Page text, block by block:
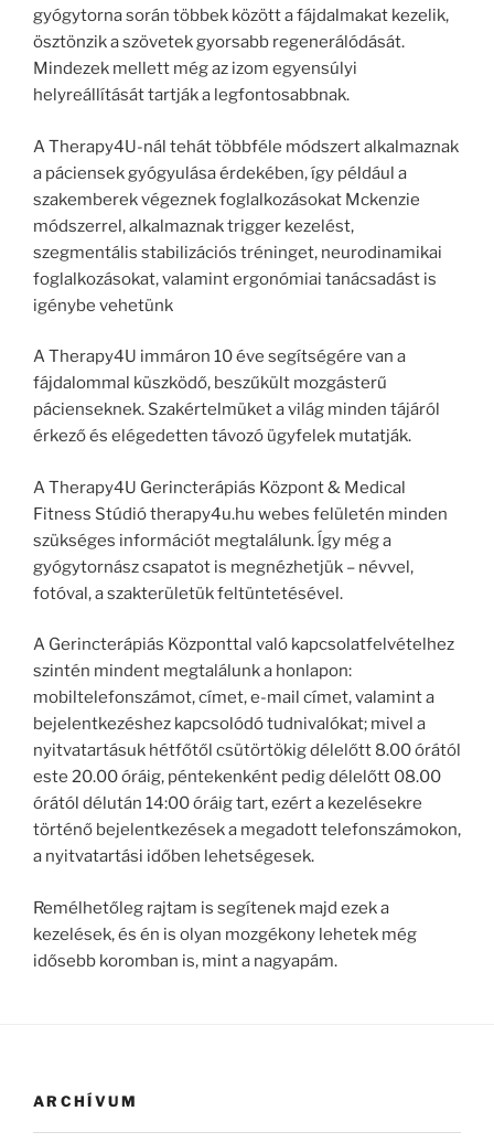
gyógytorna során többek között a fájdalmakat kezelik,
ösztönzik a szövetek gyorsabb regenerálódását.
Mindezek mellett még az izom egyensúlyi
helyreállítását tartják a legfontosabbnak.
A Therapy4U-nál tehát többféle módszert alkalmaznak
a páciensek gyógyulása érdekében, így például a
szakemberek végeznek foglalkozásokat Mckenzie
módszerrel, alkalmaznak trigger kezelést,
szegmentális stabilizációs tréninget, neurodinamikai
foglalkozásokat, valamint ergonómiai tanácsadást is
igénybe vehetünk
A Therapy4U immáron 10 éve segítségére van a
fájdalommal küszködő, beszűkült mozgásterű
pácienseknek. Szakértelmüket a világ minden tájáról
érkező és elégedetten távozó ügyfelek mutatják.
A Therapy4U Gerincterápiás Központ & Medical
Fitness Stúdió therapy4u.hu webes felületén minden
szükséges információt megtalálunk. ĺgy még a
gyógytornász csapatot is megnézhetjük – névvel,
fotóval, a szakterületük feltüntetésével.
A Gerincterápiás Központtal való kapcsolatfelvételhez
szintén mindent megtalálunk a honlapon:
mobiltelefonszámot, címet, e-mail címet, valamint a
bejelentkezéshez kapcsolódó tudnivalókat; mivel a
nyitvatartásuk hétfőtől csütörtökig délelőtt 8.00 órától
este 20.00 óráig, péntekenként pedig délelőtt 08.00
órától délután 14:00 óráig tart, ezért a kezelésekre
történő bejelentkezések a megadott telefonszámokon,
a nyitvatartási időben lehetségesek.
Remélhetőleg rajtam is segítenek majd ezek a
kezelések, és én is olyan mozgékony lehetek még
idősebb koromban is, mint a nagyapám.
ARCHÍVUM